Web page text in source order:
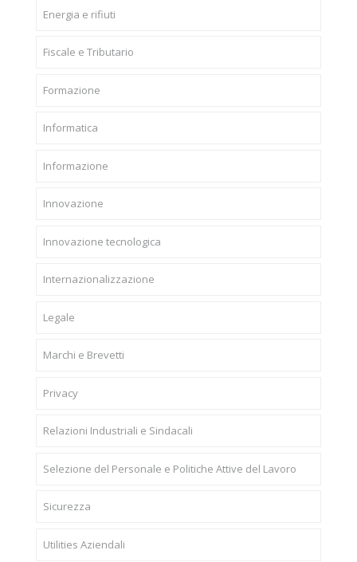
Energia e rifiuti
Fiscale e Tributario
Formazione
Informatica
Informazione
Innovazione
Innovazione tecnologica
Internazionalizzazione
Legale
Marchi e Brevetti
Privacy
Relazioni Industriali e Sindacali
Selezione del Personale e Politiche Attive del Lavoro
Sicurezza
Utilities Aziendali